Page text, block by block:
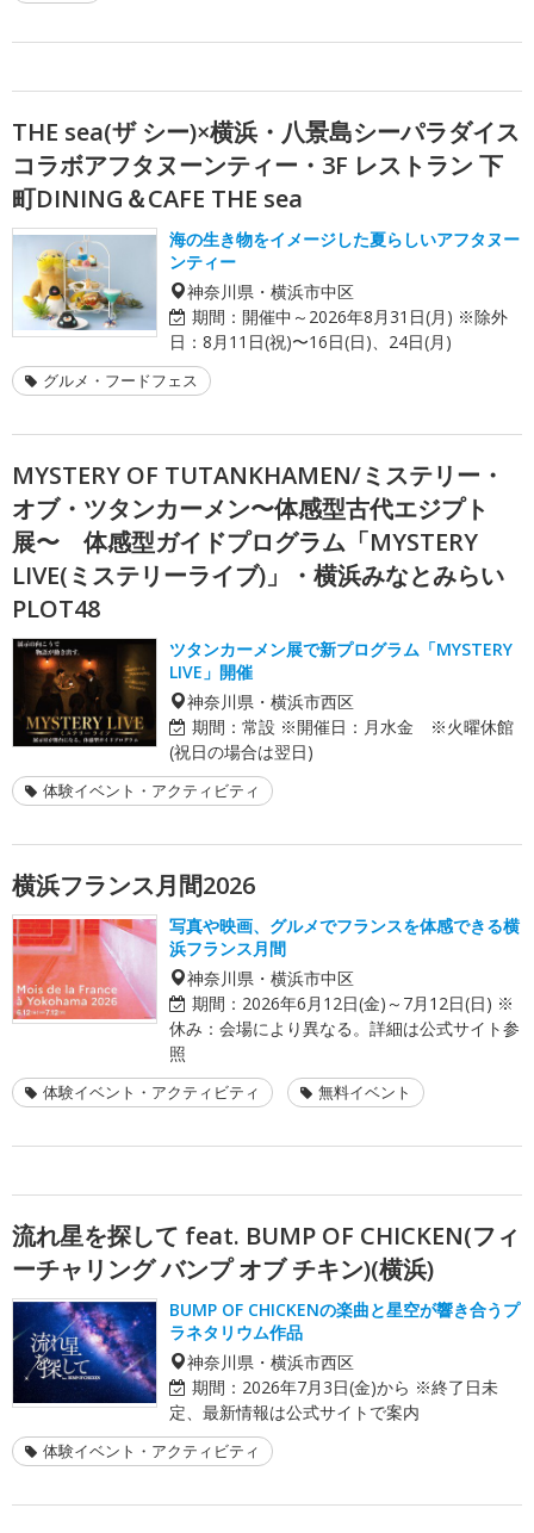
THE sea(ザ シー)×横浜・八景島シーパラダイス
コラボアフタヌーンティー・3F レストラン 下
町DINING＆CAFE THE sea
海の生き物をイメージした夏らしいアフタヌー
ンティー
神奈川県・横浜市中区
期間： 開催中～2026年8月31日(月) ※除外
日：8月11日(祝)〜16日(日)、24日(月)
グルメ・フードフェス
MYSTERY OF TUTANKHAMEN/ミステリー・
オブ・ツタンカーメン〜体感型古代エジプト
展〜 体感型ガイドプログラム「MYSTERY
LIVE(ミステリーライブ)」・横浜みなとみらい
PLOT48
ツタンカーメン展で新プログラム「MYSTERY
LIVE」開催
神奈川県・横浜市西区
期間： 常設 ※開催日：月水金 ※火曜休館
(祝日の場合は翌日)
体験イベント・アクティビティ
横浜フランス月間2026
写真や映画、グルメでフランスを体感できる横
浜フランス月間
神奈川県・横浜市中区
期間： 2026年6月12日(金)～7月12日(日) ※
休み：会場により異なる。詳細は公式サイト参
照
体験イベント・アクティビティ 無料イベント
流れ星を探して feat. BUMP OF CHICKEN(フィ
ーチャリング バンプ オブ チキン)(横浜)
BUMP OF CHICKENの楽曲と星空が響き合うプ
ラネタリウム作品
神奈川県・横浜市西区
期間： 2026年7月3日(金)から ※終了日未
定、最新情報は公式サイトで案内
体験イベント・アクティビティ